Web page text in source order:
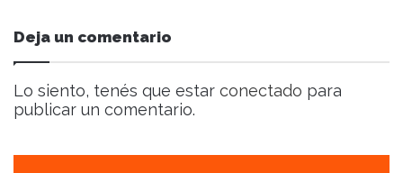
ó
n
i
c
Deja un comentario
Lo siento, tenés que estar conectado para
publicar un comentario.